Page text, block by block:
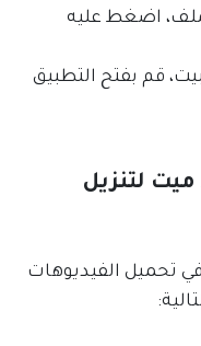
اضغط عليه
قم بفتح التطبيق
لتنزيل
تحميل الفيديوهات